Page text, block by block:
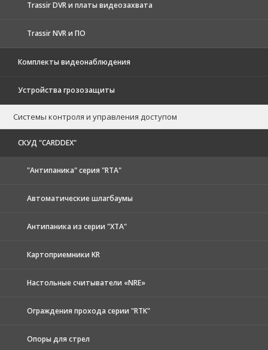
Trassir DVR и платы видеозахвата
Trassir NVR и ПО
Комплекты видеонаблюдения
Устройства грозозащиты
Системы контроля и управления доступом
CКУД "CARDDEX"
"Антипаника" серия "RTA"
Автоматические шлагбаумы
Антипаника из серии "XTA"
Картоприемники KR
Настольные считыватели «NRE»
Ограждения прохода серии "RTK"
Опоры для стрел